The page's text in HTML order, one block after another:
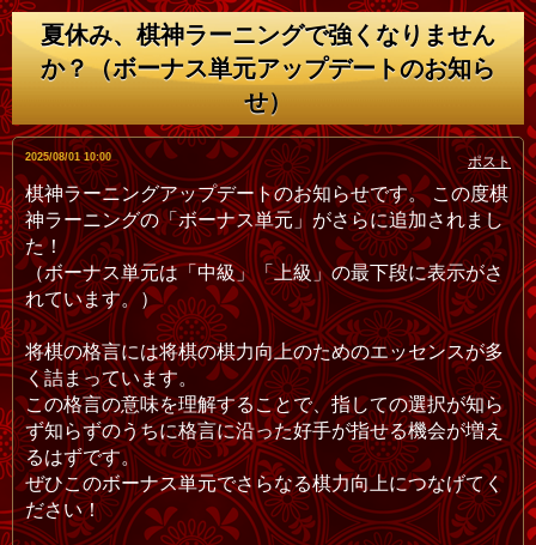
夏休み、棋神ラーニングで強くなりません
か？（ボーナス単元アップデートのお知ら
せ）
ポスト
2025/08/01 10:00
棋神ラーニングアップデートのお知らせです。 この度棋
神ラーニングの「ボーナス単元」がさらに追加されまし
た！
（ボーナス単元は「中級」「上級」の最下段に表示がさ
れています。）
将棋の格言には将棋の棋力向上のためのエッセンスが多
く詰まっています。
この格言の意味を理解することで、指しての選択が知ら
ず知らずのうちに格言に沿った好手が指せる機会が増え
るはずです。
ぜひこのボーナス単元でさらなる棋力向上につなげてく
ださい！